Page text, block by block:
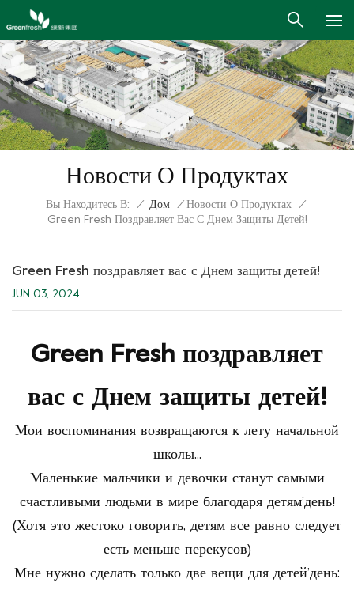
Новости О Продуктах
Вы Находитесь В: / Дом / Новости О Продуктах
/
Green Fresh Поздравляет Вас С Днем Защиты Детей!
Green Fresh поздравляет вас с Днем защиты детей!
JUN 03, 2024
Green Fresh поздравляет
вас с Днем защиты детей!
Мои воспоминания возвращаются к лету начальной
школы...
Маленькие мальчики и девочки станут самыми
счастливыми людьми в мире благодаря детям’день!
(Хотя это жестоко говорить, детям все равно следует
есть меньше перекусов)
Мне нужно сделать только две вещи для детей’день: